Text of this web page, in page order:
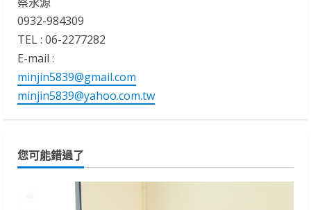
0932-984309
TEL : 06-2277282
E-mail :
minjin5839@gmail.com
minjin5839@yahoo.com.tw
您可能錯過了